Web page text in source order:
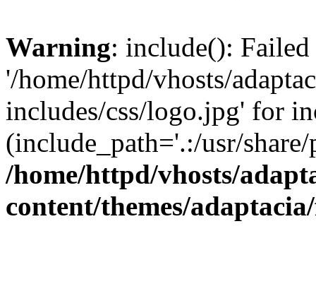
Warning: include():
'/home/httpd/vhosts/
includes/css/logo.jpg' for
(include_path='.:/usr/
/home/httpd/vhosts/
content/themes/